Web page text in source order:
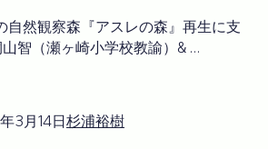
然観察森『アスレの森』再生に支
智（瀬ヶ崎小学校教諭）& …
3月14日杉浦裕樹